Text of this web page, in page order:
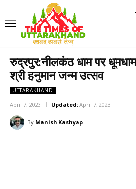
रुद्रपुर:नीलकंठ धाम पर
श्री हनुमान जन्म उत्सव
UTTARAKHAND
April 7, 2023 Updated: April 7, 2023
By Manish Kashyap